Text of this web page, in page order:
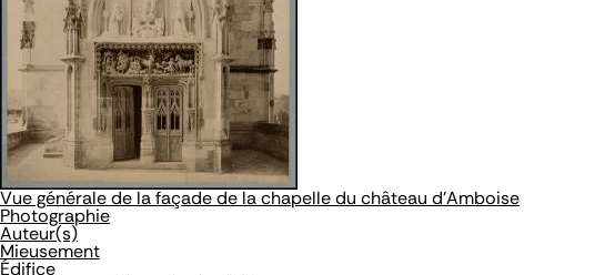
Vue générale de la façade de la chapelle du château d'Amboise
Photographie
Auteur(s)
Mieusement
Édifice